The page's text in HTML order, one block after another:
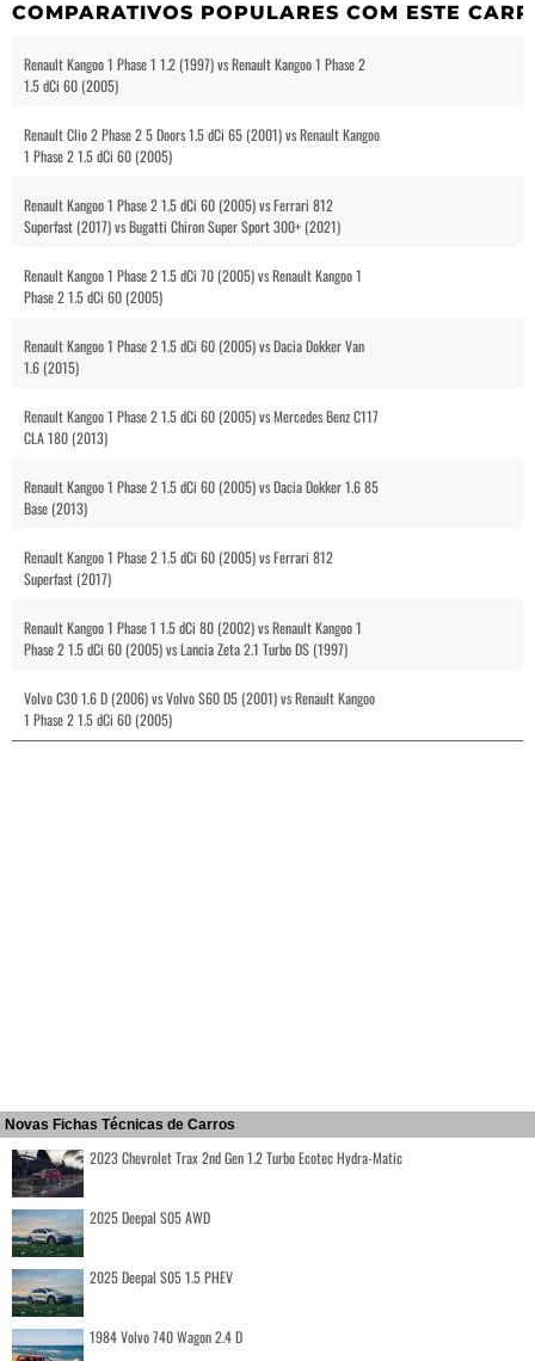
COMPARATIVOS POPULARES COM ESTE
Renault Kangoo 1 Phase 1 1.2 (1997) vs Renault Kangoo 1 Phase 2
1.5 dCi 60 (2005)
Renault Clio 2 Phase 2 5 Doors 1.5 dCi 65 (2001) vs Renault Kangoo
1 Phase 2 1.5 dCi 60 (2005)
Renault Kangoo 1 Phase 2 1.5 dCi 60 (2005) vs Ferrari 812
Superfast (2017) vs Bugatti Chiron Super Sport 300+ (2021)
Renault Kangoo 1 Phase 2 1.5 dCi 70 (2005) vs Renault Kangoo 1
Phase 2 1.5 dCi 60 (2005)
Renault Kangoo 1 Phase 2 1.5 dCi 60 (2005) vs Dacia Dokker Van
1.6 (2015)
Renault Kangoo 1 Phase 2 1.5 dCi 60 (2005) vs Mercedes Benz C117
CLA 180 (2013)
Renault Kangoo 1 Phase 2 1.5 dCi 60 (2005) vs Dacia Dokker 1.6 85
Base (2013)
Renault Kangoo 1 Phase 2 1.5 dCi 60 (2005) vs Ferrari 812
Superfast (2017)
Renault Kangoo 1 Phase 1 1.5 dCi 80 (2002) vs Renault Kangoo 1
Phase 2 1.5 dCi 60 (2005) vs Lancia Zeta 2.1 Turbo DS (1997)
Volvo C30 1.6 D (2006) vs Volvo S60 D5 (2001) vs Renault Kangoo
1 Phase 2 1.5 dCi 60 (2005)
Novas Fichas Técnicas de Carros
2023 Chevrolet Trax 2nd Gen 1.2 Turbo Ecotec Hydra-Matic
2025 Deepal S05 AWD
2025 Deepal S05 1.5 PHEV
1984 Volvo 740 Wagon 2.4 D